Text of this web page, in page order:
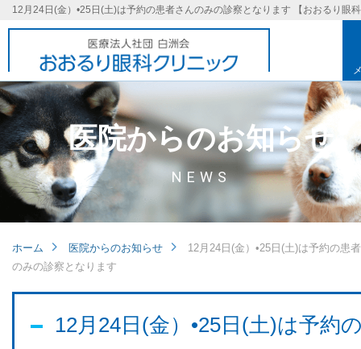
基本理念
医院からのお知らせ
NEWS
ホーム 医院からのお知らせ
12月24日(金）•25日(土)は予約の患
のみの診察となります
12月24日(金）•25日(土)は予約